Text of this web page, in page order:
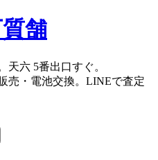
天六 5番出口すぐ。
売・電池交換。LINEで査定